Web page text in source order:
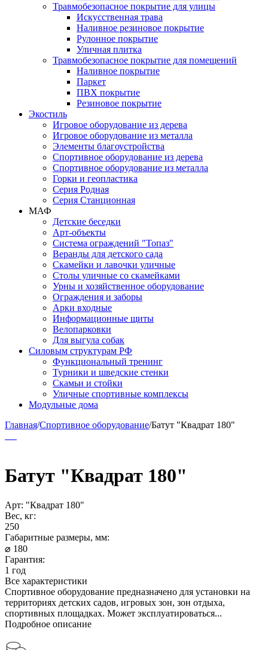
Травмобезопасное покрытие для улицы
Искусственная трава
Наливное резиновое покрытие
Рулонное покрытие
Уличная плитка
Травмобезопасное покрытие для помещений
Наливное покрытие
Паркет
ПВХ покрытие
Резиновое покрытие
Экостиль
Игровое оборудование из дерева
Игровое оборудование из металла
Элементы благоустройства
Спортивное оборудование из дерева
Спортивное оборудование из металла
Горки и геопластика
Серия Родная
Серия Станционная
МАФ
Детские беседки
Арт-объекты
Система ограждений "Топаз"
Веранды для детского сада
Скамейки и лавочки уличные
Столы уличные со скамейками
Урны и хозяйственное оборудование
Ограждения и заборы
Арки входные
Информационные щиты
Велопарковки
Для выгула собак
Силовым структурам РФ
Функциональный тренинг
Турники и шведские стенки
Скамьи и стойки
Уличные спортивные комплексы
Модульные дома
Главная/Спортивное оборудование/Батут "Квадрат 180"
Батут "Квадрат 180"
Арт: "Квадрат 180"
Вес, кг:
250
Габаритные размеры, мм:
⌀ 180
Гарантия:
1 год
Все характеристики
Спортивное оборудование предназначено для установки на
территориях детских садов, игровых зон, зон отдыха,
спортивных площадках. Может эксплуатироваться...
Подробное описание